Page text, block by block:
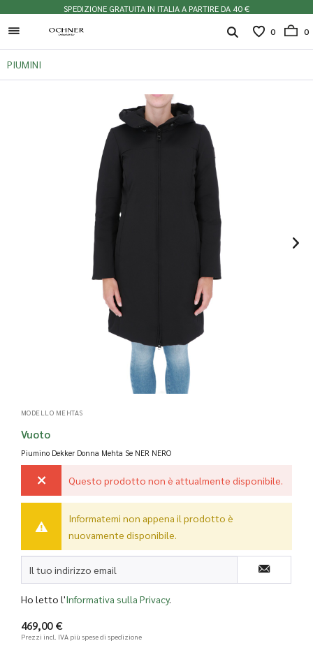
SPEDIZIONE GRATUITA IN ITALIA A PARTIRE DA 40 €
0 0
PIUMINI
MODELLO MEHTAS
Vuoto
Piumino Dekker Donna Mehta Se NER NERO
Questo prodotto non è attualmente disponibile.
Informatemi non appena il prodotto è
nuovamente disponibile.
Ho letto l'Informativa sulla Privacy.
469,00 €
Prezzi incl. IVA più spese di spedizione